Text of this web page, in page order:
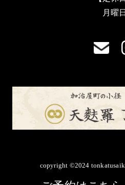
月曜日
copyright ©2024